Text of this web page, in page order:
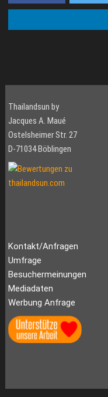
Thailandsun by
Jacques A. Maué
Ostelsheimer Str. 27
D-71034 Böblingen
Kontakt/Anfragen
Umfrage
Besuchermeinungen
Mediadaten
Werbung Anfrage